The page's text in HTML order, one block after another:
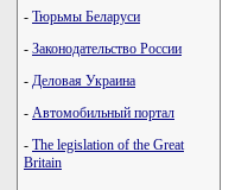
- Тюрьмы Беларуси
- Законодательство России
- Деловая Украина
- Автомобильный портал
- The legislation of the Great
Britain